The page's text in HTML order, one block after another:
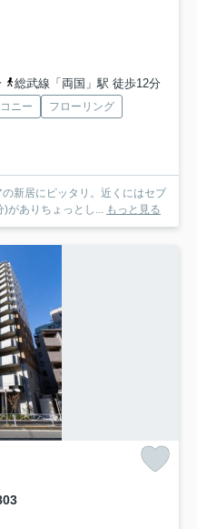
総武線「両国」駅 徒歩12分
ニー
フローリング
の新居にピッタリ。近くにはセブ
)がありちょっとし... もっと見る